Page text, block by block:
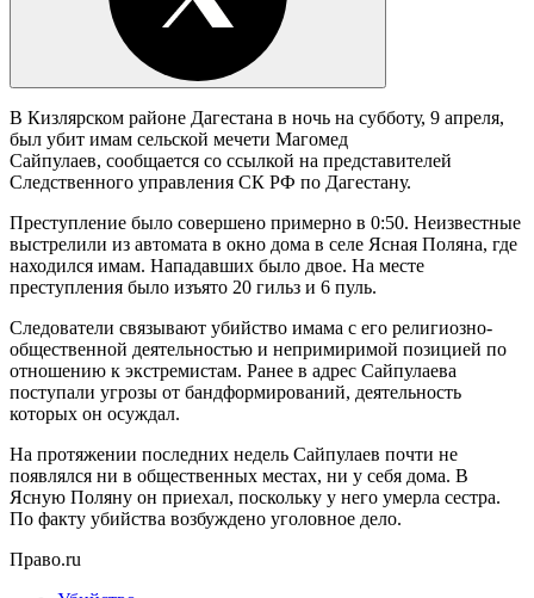
В Кизлярском районе Дагестана в ночь на субботу, 9 апреля,
был убит имам сельской мечети Магомед
Сайпулаев, сообщается со ссылкой на представителей
Следственного управления СК РФ по Дагестану.
Преступление было совершено примерно в 0:50. Неизвестные
выстрелили из автомата в окно дома в селе Ясная Поляна, где
находился имам. Нападавших было двое. На месте
преступления было изъято 20 гильз и 6 пуль.
Следователи связывают убийство имама с его религиозно-
общественной деятельностью и непримиримой позицией по
отношению к экстремистам. Ранее в адрес Сайпулаева
поступали угрозы от бандформирований, деятельность
которых он осуждал.
На протяжении последних недель Сайпулаев почти не
появлялся ни в общественных местах, ни у себя дома. В
Ясную Поляну он приехал, поскольку у него умерла сестра.
По факту убийства возбуждено уголовное дело.
Право.ru